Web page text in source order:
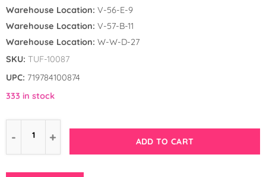
Warehouse Location: V-56-E-9
Warehouse Location: V-57-B-11
Warehouse Location: W-W-D-27
SKU: TUF-10087
UPC: 719784100874
333 in stock
ADD TO CART